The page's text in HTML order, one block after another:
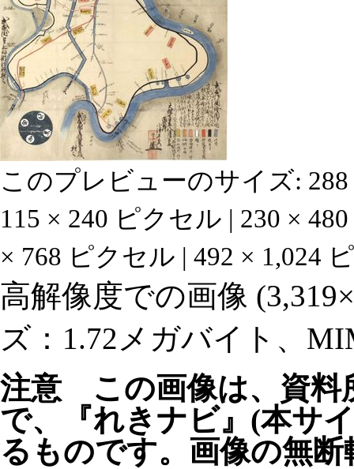
このプレビューのサイズ:
115 × 240 ピクセル | 230 ×
× 768 ピクセル | 492 × 1,024
高解像度での画像
ズ：1.72メガバイト、
注意 この画像は、資料
で、『れきナビ』(本サ
るものです。画像の無